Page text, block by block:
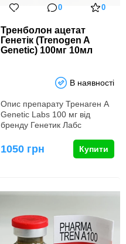
0 0
Тренболон ацетат
Генетік (Trenogen A
Genetic) 100мг 10мл
В наявності
Опис препарату Тренаген А
Genetic Labs 100 мг від
бренду Генетик Лабс
популярні…
1050 грн Купити